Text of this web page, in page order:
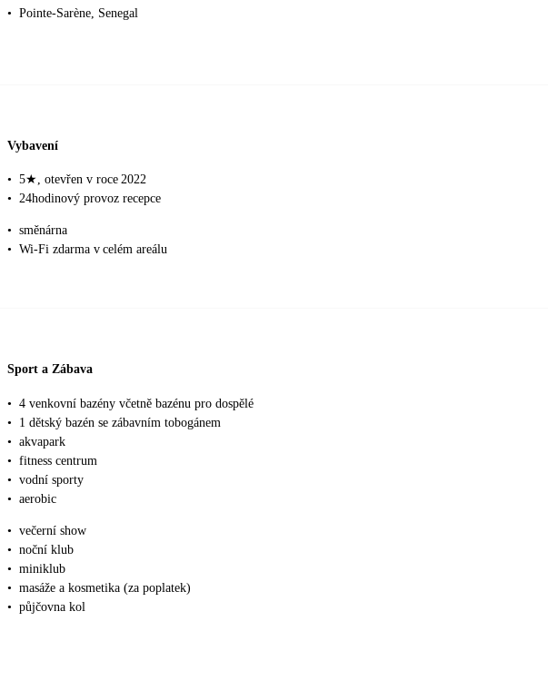
• Pointe‑Sarène, Senegal
Vybavení
• 5★, otevřen v roce 2022
• 24hodinový provoz recepce
• směnárna
• Wi‑Fi zdarma v celém areálu
Sport a Zábava
• 4 venkovní bazény včetně bazénu pro dospělé
•
1 dětský bazén se zábavním tobogánem
• akvapark
• fitness centrum
• vodní sporty
• aerobic
• večerní show
• noční klub
• miniklub
• masáže a kosmetika (za poplatek)
• půjčovna kol